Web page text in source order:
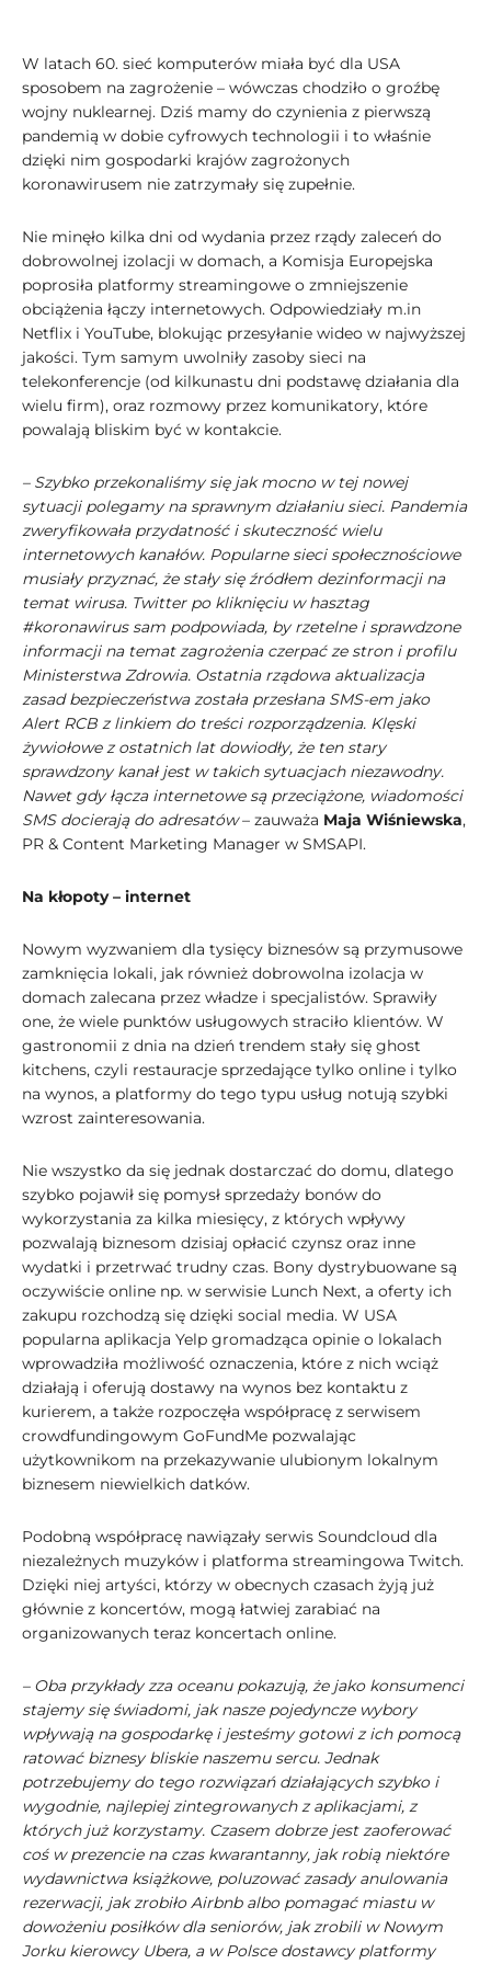
W latach 60. sieć komputerów miała być dla USA
sposobem na zagrożenie – wówczas chodziło o groźbę
wojny nuklearnej. Dziś mamy do czynienia z pierwszą
pandemią w dobie cyfrowych technologii i to właśnie
dzięki nim gospodarki krajów zagrożonych
koronawirusem nie zatrzymały się zupełnie.
Nie minęło kilka dni od wydania przez rządy zaleceń do
dobrowolnej izolacji w domach, a Komisja Europejska
poprosiła platformy streamingowe o zmniejszenie
obciążenia łączy internetowych. Odpowiedziały m.in
Netflix i YouTube, blokując przesyłanie wideo w najwyższej
jakości. Tym samym uwolniły zasoby sieci na
telekonferencje (od kilkunastu dni podstawę działania dla
wielu firm), oraz rozmowy przez komunikatory, które
powalają bliskim być w kontakcie.
– Szybko przekonaliśmy się jak mocno w tej nowej
sytuacji polegamy na sprawnym działaniu sieci. Pandemia
zweryfikowała przydatność i skuteczność wielu
internetowych kanałów. Popularne sieci społecznościowe
musiały przyznać, że stały się źródłem dezinformacji na
temat wirusa. Twitter po kliknięciu w hasztag
#koronawirus sam podpowiada, by rzetelne i sprawdzone
informacji na temat zagrożenia czerpać ze stron i profilu
Ministerstwa Zdrowia. Ostatnia rządowa aktualizacja
zasad bezpieczeństwa została przesłana SMS-em jako
Alert RCB z linkiem do treści rozporządzenia. Klęski
żywiołowe z ostatnich lat dowiodły, że ten stary
sprawdzony kanał jest w takich sytuacjach niezawodny.
Nawet gdy łącza internetowe są przeciążone, wiadomości
SMS docierają do adresatów– zauważa Maja Wiśniewska,
PR & Content Marketing Manager w SMSAPI.
Na kłopoty – internet
Nowym wyzwaniem dla tysięcy biznesów są przymusowe
zamknięcia lokali, jak również dobrowolna izolacja w
domach zalecana przez władze i specjalistów. Sprawiły
one, że wiele punktów usługowych straciło klientów. W
gastronomii z dnia na dzień trendem stały się ghost
kitchens, czyli restauracje sprzedające tylko online i tylko
na wynos, a platformy do tego typu usług notują szybki
wzrost zainteresowania.
Nie wszystko da się jednak dostarczać do domu, dlatego
szybko pojawił się pomysł sprzedaży bonów do
wykorzystania za kilka miesięcy, z których wpływy
pozwalają biznesom dzisiaj opłacić czynsz oraz inne
wydatki i przetrwać trudny czas. Bony dystrybuowane są
oczywiście online np. w serwisie Lunch Next, a oferty ich
zakupu rozchodzą się dzięki social media. W USA
popularna aplikacja Yelp gromadząca opinie o lokalach
wprowadziła możliwość oznaczenia, które z nich wciąż
działają i oferują dostawy na wynos bez kontaktu z
kurierem, a także rozpoczęła współpracę z serwisem
crowdfundingowym GoFundMe pozwalając
użytkownikom na przekazywanie ulubionym lokalnym
biznesem niewielkich datków.
Podobną współpracę nawiązały serwis Soundcloud dla
niezależnych muzyków i platforma streamingowa Twitch.
Dzięki niej artyści, którzy w obecnych czasach żyją już
głównie z koncertów, mogą łatwiej zarabiać na
organizowanych teraz koncertach online.
– Oba przykłady zza oceanu pokazują, że jako konsumenci
stajemy się świadomi, jak nasze pojedyncze wybory
wpływają na gospodarkę i jesteśmy gotowi z ich pomocą
ratować biznesy bliskie naszemu sercu. Jednak
potrzebujemy do tego rozwiązań działających szybko i
wygodnie, najlepiej zintegrowanych z aplikacjami, z
których już korzystamy. Czasem dobrze jest zaoferować
coś w prezencie na czas kwarantanny, jak robią niektóre
wydawnictwa książkowe, poluzować zasady anulowania
rezerwacji, jak zrobiło Airbnb albo pomagać miastu w
dowożeniu posiłków dla seniorów, jak zrobili w Nowym
Jorku kierowcy Ubera, a w Polsce dostawcy platformy